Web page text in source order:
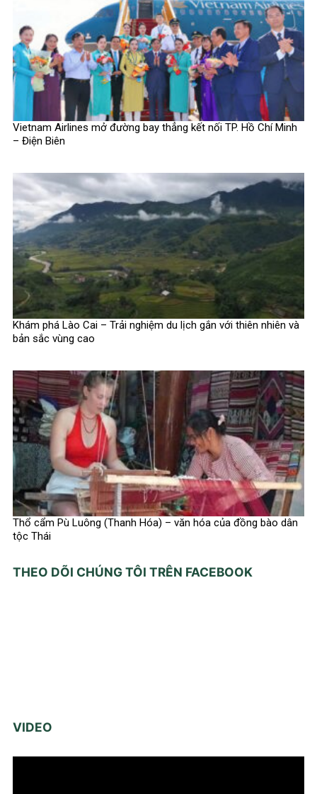
Vietnam Airlines mở đường bay thẳng kết nối TP. Hồ Chí Minh
– Điện Biên
Khám phá Lào Cai – Trải nghiệm du lịch gắn với thiên nhiên và
bản sắc vùng cao
Thổ cẩm Pù Luông (Thanh Hóa) – văn hóa của đồng bào dân
tộc Thái
THEO DÕI CHÚNG TÔI TRÊN FACEBOOK
VIDEO